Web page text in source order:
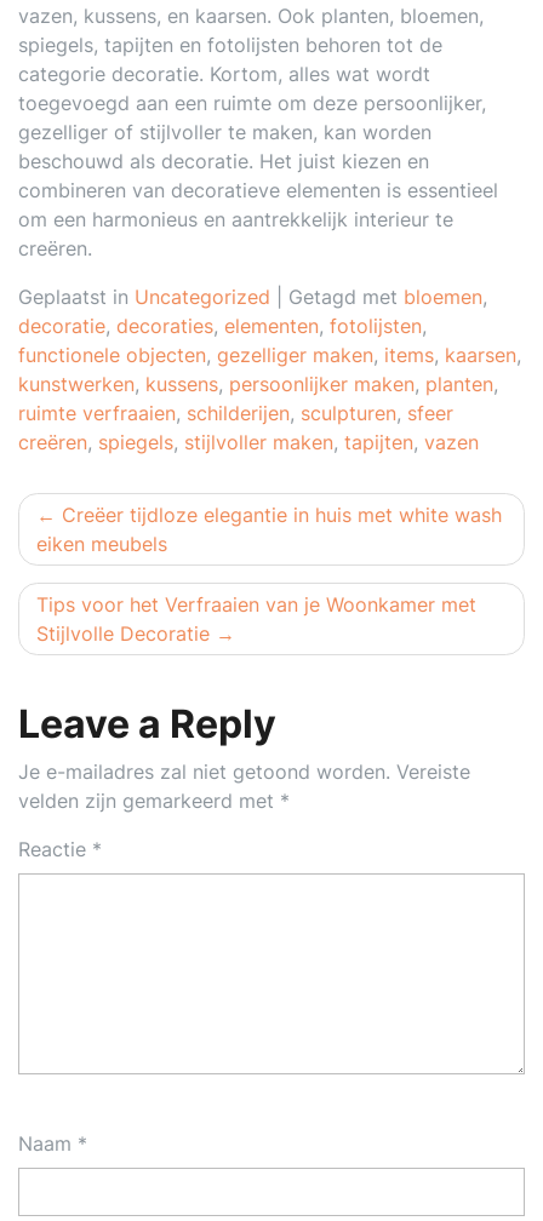
vazen, kussens, en kaarsen. Ook planten, bloemen,
spiegels, tapijten en fotolijsten behoren tot de
categorie decoratie. Kortom, alles wat wordt
toegevoegd aan een ruimte om deze persoonlijker,
gezelliger of stijlvoller te maken, kan worden
beschouwd als decoratie. Het juist kiezen en
combineren van decoratieve elementen is essentieel
om een harmonieus en aantrekkelijk interieur te
creëren.
Geplaatst in Uncategorized Getagd met bloemen,
decoratie, decoraties, elementen, fotolijsten,
functionele objecten, gezelliger maken, items, kaarsen,
kunstwerken, kussens, persoonlijker maken, planten,
ruimte verfraaien, schilderijen, sculpturen, sfeer
creëren, spiegels, stijlvoller maken, tapijten, vazen
Berichtnavigatie
Creëer tijdloze elegantie in huis met white wash
eiken meubels
Tips voor het Verfraaien van je Woonkamer met
Stijlvolle Decoratie
Leave a Reply
Je e-mailadres zal niet getoond worden. Vereiste
velden zijn gemarkeerd met *
Reactie *
Naam *